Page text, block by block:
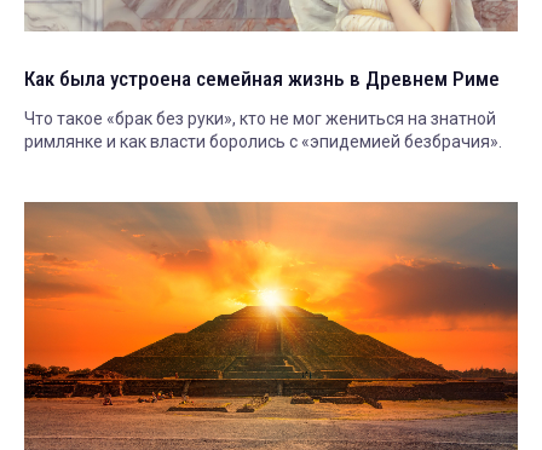
Как была устроена семейная жизнь в Древнем Риме
Что такое «брак без руки», кто не мог жениться на знатной
римлянке и как власти боролись с «эпидемией безбрачия».